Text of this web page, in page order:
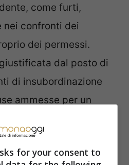
come furti,
nei confronti dei
dei permessi.
dal posto di
di insubordinazione
ammesse per un
preavviso.
for your consent to